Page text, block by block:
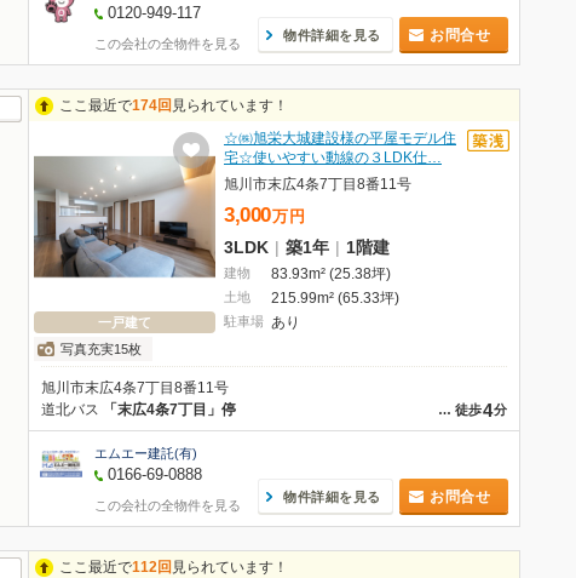
0120-949-117
この会社の全物件を見る
物件詳細を見る お問合せ
ここ最近で174回 見られています！
一戸建て
写真充実15枚
☆㈱旭栄大城建設様の平屋モデル住
宅☆使いやすい動線の３LDK仕…
旭川市末広4条7丁目8番11号
3,000万 円
3LDK | 築1年 | 1階建
建物 83.93m² (25.38坪)
土地 215.99m² (65.33坪)
駐車場 あり
旭川市末広4条7丁目8番11号
… 徒歩4分
道北バス 「末広4条7丁目」停
エムエー建託(有)
0166-69-0888
この会社の全物件を見る
物件詳細を見る お問合せ
ここ最近で112回 見られています！